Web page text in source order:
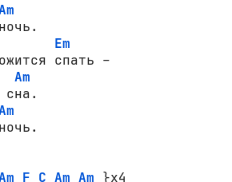
Em
спать –
Am
F C Am Am }x4